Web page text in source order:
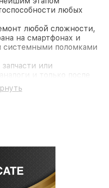
любых
любой сложности,
на смартфонах и
системными поломками
или
комплектующие
и